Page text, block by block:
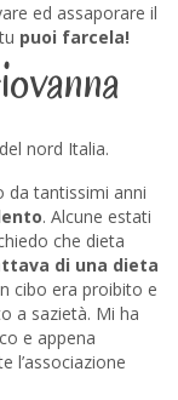
ed assaporare il
puoi farcela!
nord Italia.
da tantissimi anni
. Alcune estati
che dieta
di una dieta
cibo era proibito e
a sazietà. Mi ha
e appena
l’associazione